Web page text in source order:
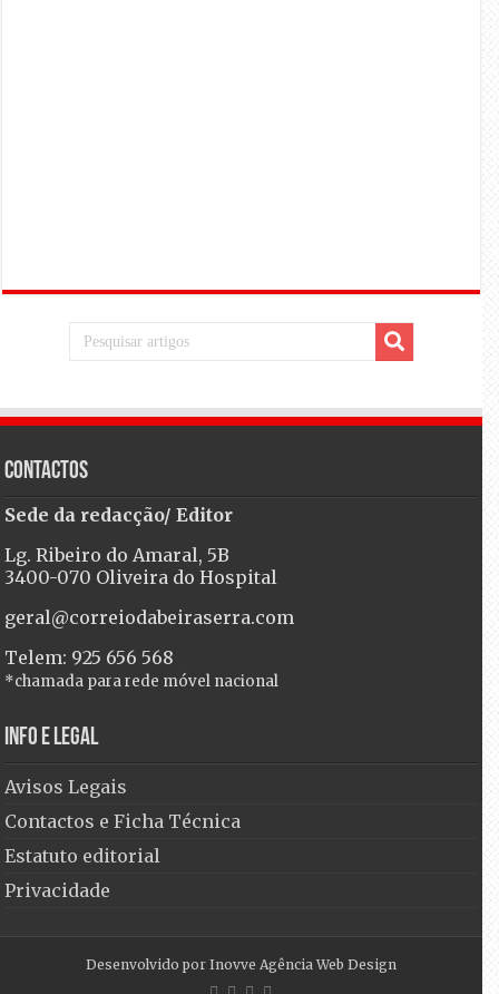
Contactos
Sede da redacção/ Editor
Lg. Ribeiro do Amaral, 5B
3400-070 Oliveira do Hospital
geral@correiodabeiraserra.com
Telem: 925 656 568
*chamada para rede móvel nacional
Info e Legal
Avisos Legais
Contactos e Ficha Técnica
Estatuto editorial
Privacidade
Desenvolvido por Inovve Agência Web Design